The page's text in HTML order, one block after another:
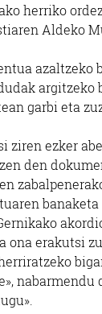
herriko
Aldeko
azaltzeko
argitzeko
garbi eta
ziren ezker
den
ona erakutsi
nabarmendu